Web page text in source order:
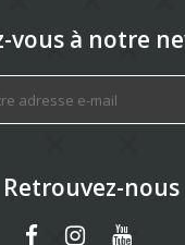
vous à notre
Retrouvez-nous